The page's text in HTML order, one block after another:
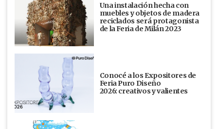
Una instalación hecha con
muebles y objetos de madera
reciclados será protagonista
de la Feria de Milán 2023
Conocé a los Expositores de
Feria Puro Diseño
2026: creativos y valientes